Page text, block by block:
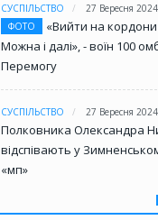
СУСПІЛЬСТВО
27 Вересня
ФОТО
«Вийти на кордони
Можна і далі», - воїн 100
Перемогу
СУСПІЛЬСТВО 27 Вересня
Полковника Олександра
відспівають у
«мп»